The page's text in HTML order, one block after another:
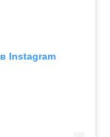
Instagram